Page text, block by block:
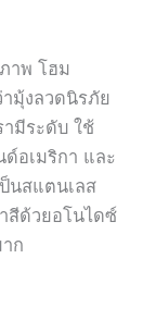
าพ โฮม
มุ้งลวดนิรภัย
มีระดับ ใช้
อเมริกา และ
นสแตนเลส
สีด้วยอโนไดซ์
ก